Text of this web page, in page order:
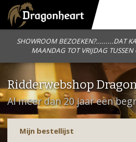
SHOWROOM BEZOEKEN?.........DAT
MAANDAG TOT VRIJDAG
Ridderwebshop
Al meer dan 20 jaar een
Mijn bestellijst